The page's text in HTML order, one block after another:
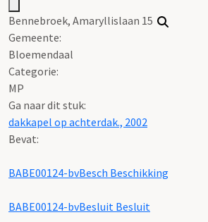
Bennebroek, Amaryllislaan 15
Gemeente:
Bloemendaal
Categorie:
MP
Ga naar dit stuk:
dakkapel op achterdak., 2002
Bevat:
BABE00124-bvBesch Beschikking
BABE00124-bvBesluit Besluit